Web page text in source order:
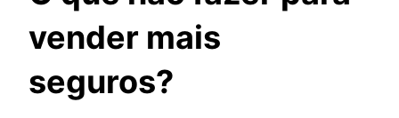
vender mais
seguros?